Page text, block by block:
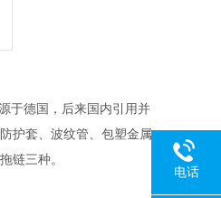
于德国，后来国内引用并
护套、波纹管、包塑金属
链三种。
电话